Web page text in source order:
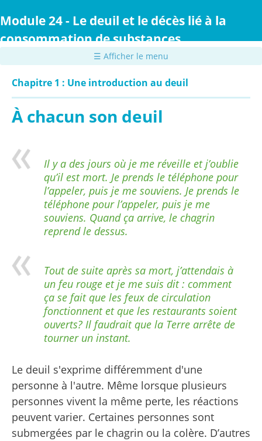
au
principal
Module 24 - Le deuil et le décès lié à la
consommation de substances
☰ Afficher le menu
Chapitre 1 : Une introduction au deuil
À chacun son deuil
Il y a des jours où je me réveille et j’oublie
qu’il est mort. Je prends le téléphone pour
l’appeler, puis je me souviens. Je prends le
téléphone pour l’appeler, puis je me
souviens. Quand ça arrive, le chagrin
reprend le dessus.
Tout de suite après sa mort, j’attendais à
un feu rouge et je me suis dit : comment
ça se fait que les feux de circulation
fonctionnent et que les restaurants soient
ouverts? Il faudrait que la Terre arrête de
tourner un instant.
Le deuil s'exprime différemment d'une
personne à l'autre. Même lorsque plusieurs
personnes vivent la même perte, les réactions
peuvent varier. Certaines personnes sont
submergées par le chagrin ou la colère. D’autres